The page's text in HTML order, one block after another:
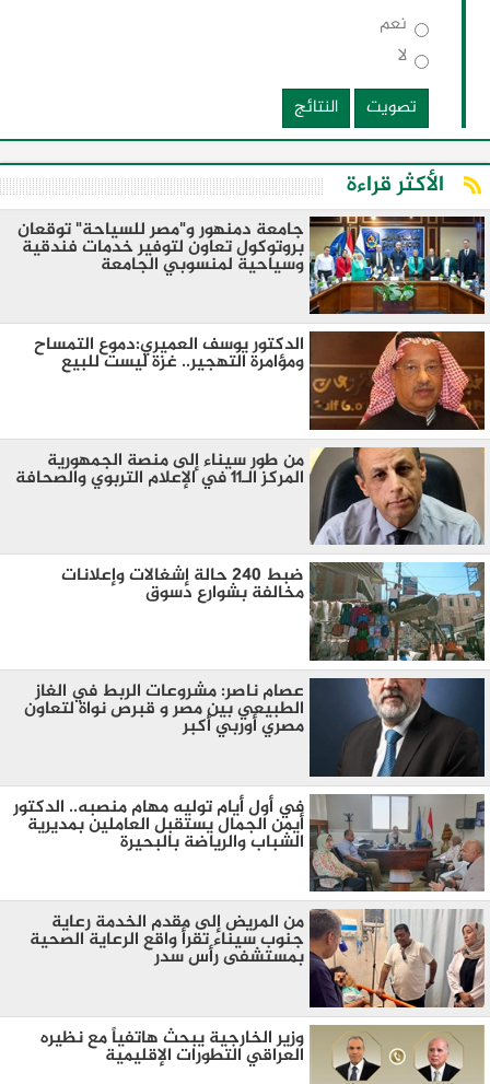
نعم
لا
تصويت
النتائج
الأكثر قراءة
جامعة دمنهور و"مصر للسياحة" توقعان
بروتوكول تعاون لتوفير خدمات فندقية
وسياحية لمنسوبي الجامعة
الدكتور يوسف العميري:دموع التمساح
ومؤامرة التهجير.. غزة ليست للبيع
من طور سيناء إلى منصة الجمهورية
المركز الـ11 في الإعلام التربوي والصحافة
ضبط 240 حالة إشغالات وإعلانات
مخالفة بشوارع دسوق
عصام ناصر: مشروعات الربط في الغاز
الطبيعي بين مصر و قبرص نواة لتعاون
مصري أوربي أكبر
في أول أيام توليه مهام منصبه.. الدكتور
أيمن الجمال يستقبل العاملين بمديرية
الشباب والرياضة بالبحيرة
من المريض إلى مقدم الخدمة رعاية
جنوب سيناء تقرأ واقع الرعاية الصحية
بمستشفى رأس سدر
وزير الخارجية يبحث هاتفياً مع نظيره
العراقي التطورات الإقليمية